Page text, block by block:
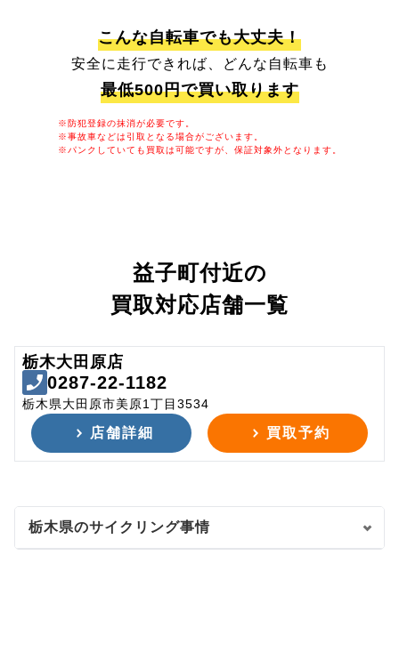
こんな自転車でも大丈夫！
安全に走行できれば、どんな自転車も
最低500円で買い取ります
※防犯登録の抹消が必要です。
※事故車などは引取となる場合がございます。
※パンクしていても買取は可能ですが、保証対象外となります。
益子町付近の
買取対応店舗一覧
栃木大田原店
0287-22-1182
栃木県大田原市美原1丁目3534
店舗詳細 買取予約
栃木県のサイクリング事情